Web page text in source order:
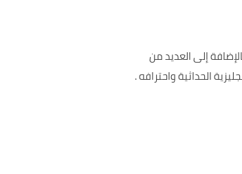
إلى العديد من
الحداثية واحترافه .